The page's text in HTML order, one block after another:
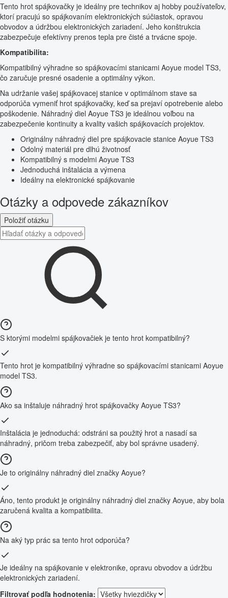
Tento hrot spájkovačky je ideálny pre technikov aj hobby používateľov,
ktorí pracujú so spájkovaním elektronických súčiastok, opravou
obvodov a údržbou elektronických zariadení. Jeho konštrukcia
zabezpečuje efektívny prenos tepla pre čisté a trvácne spoje.
Kompatibilita:
Kompatibilný výhradne so spájkovacími stanicami Aoyue model TS3,
čo zaručuje presné osadenie a optimálny výkon.
Na udržanie vašej spájkovacej stanice v optimálnom stave sa
odporúča vymeniť hrot spájkovačky, keď sa prejaví opotrebenie alebo
poškodenie. Náhradný diel Aoyue TS3 je ideálnou voľbou na
zabezpečenie kontinuity a kvality vašich spájkovacích projektov.
Originálny náhradný diel pre spájkovacie stanice Aoyue TS3
Odolný materiál pre dlhú životnosť
Kompatibilný s modelmi Aoyue TS3
Jednoduchá inštalácia a výmena
Ideálny na elektronické spájkovanie
Otázky a odpovede zákazníkov
Položiť otázku
S ktorými modelmi spájkovačiek je tento hrot kompatibilný?
Tento hrot je kompatibilný výhradne so spájkovacími stanicami Aoyue
model TS3.
Ako sa inštaluje náhradný hrot spájkovačky Aoyue TS3?
Inštalácia je jednoduchá: odstráni sa použitý hrot a nasadí sa
náhradný, pričom treba zabezpečiť, aby bol správne usadený.
Je to originálny náhradný diel značky Aoyue?
Áno, tento produkt je originálny náhradný diel značky Aoyue, aby bola
zaručená kvalita a kompatibilita.
Na aký typ prác sa tento hrot odporúča?
Je ideálny na spájkovanie v elektronike, opravu obvodov a údržbu
elektronických zariadení.
Filtrovať podľa hodnotenia: